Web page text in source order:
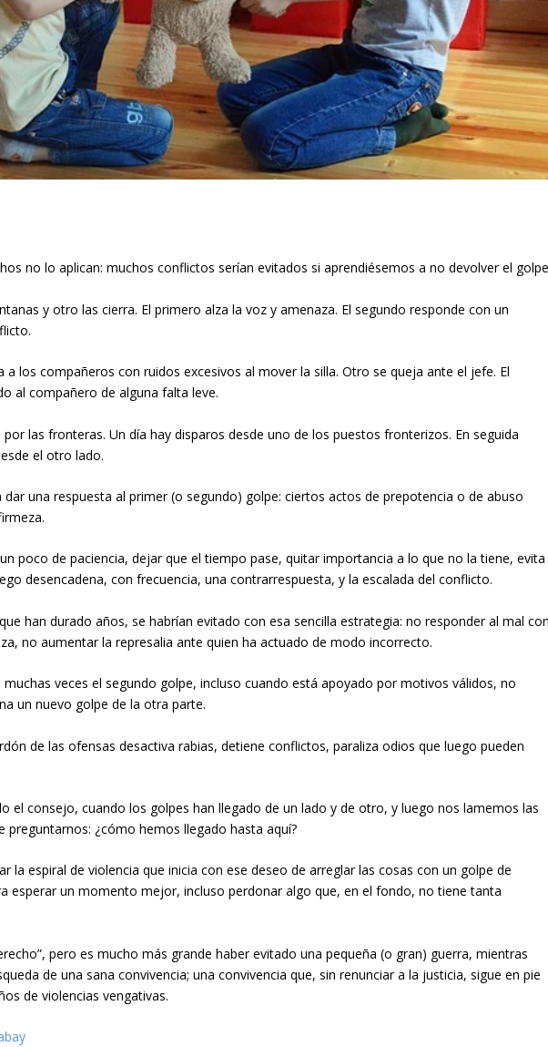
no lo aplican: muchos conflictos serían evitados si aprendiésemos a no devolver el
y otro las cierra. El primero alza la voz y amenaza. El segundo responde con un
a los compañeros con ruidos excesivos al mover la silla. Otro se queja ante el jefe. El
al compañero de alguna falta leve.
por las fronteras. Un día hay disparos desde uno de los puestos fronterizos. En seguida
el otro lado.
dar una respuesta al primer (o segundo) golpe: ciertos actos de prepotencia o de abuso
poco de paciencia, dejar que el tiempo pase, quitar importancia a lo que no la tiene, evita
desencadena, con frecuencia, una contrarrespuesta, y la escalada del conflicto.
han durado años, se habrían evitado con esa sencilla estrategia: no responder al mal
no aumentar la represalia ante quien ha actuado de modo incorrecto.
muchas veces el segundo golpe, incluso cuando está apoyado por motivos válidos, no
un nuevo golpe de la otra parte.
de las ofensas desactiva rabias, detiene conflictos, paraliza odios que luego pueden
el consejo, cuando los golpes han llegado de un lado y de otro, y luego nos lamemos las
preguntarnos: ¿cómo hemos llegado hasta aquí?
la espiral de violencia que inicia con ese deseo de arreglar las cosas con un golpe de
esperar un momento mejor, incluso perdonar algo que, en el fondo, no tiene tanta
pero es mucho más grande haber evitado una pequeña (o gran) guerra, mientras
de una sana convivencia; una convivencia que, sin renunciar a la justicia, sigue en pie
de violencias vengativas.